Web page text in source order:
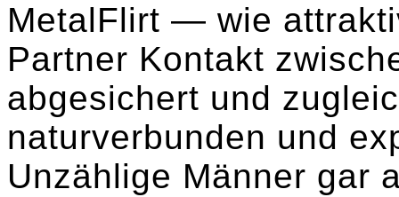
MetalFlirt — wie
Partner Kontakt
abgesichert und
naturverbunden und
Unzählige Männer gar